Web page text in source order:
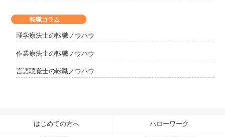
転職コラム
理学療法士の転職ノウハウ
作業療法士の転職ノウハウ
言語聴覚士の転職ノウハウ
はじめての方へ ハローワーク